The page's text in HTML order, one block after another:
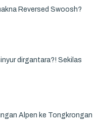
Reversed Swoosh?
dirgantara?! Sekilas
Alpen ke Tongkrongan